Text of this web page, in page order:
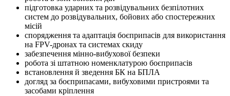
підготовка ударних та розвідувальних безпілотних
систем до розвідувальних, бойових або спостережних
місій
спорядження та адаптація боєприпасів для використання
на FPV-дронах та системах скиду
забезпечення мінно-вибухової безпеки
робота зі штатною номенклатурою боєприпасів
встановлення й зведення БК на БПЛА
догляд за боєприпасами, вибуховими пристроями та
засобами кріплення